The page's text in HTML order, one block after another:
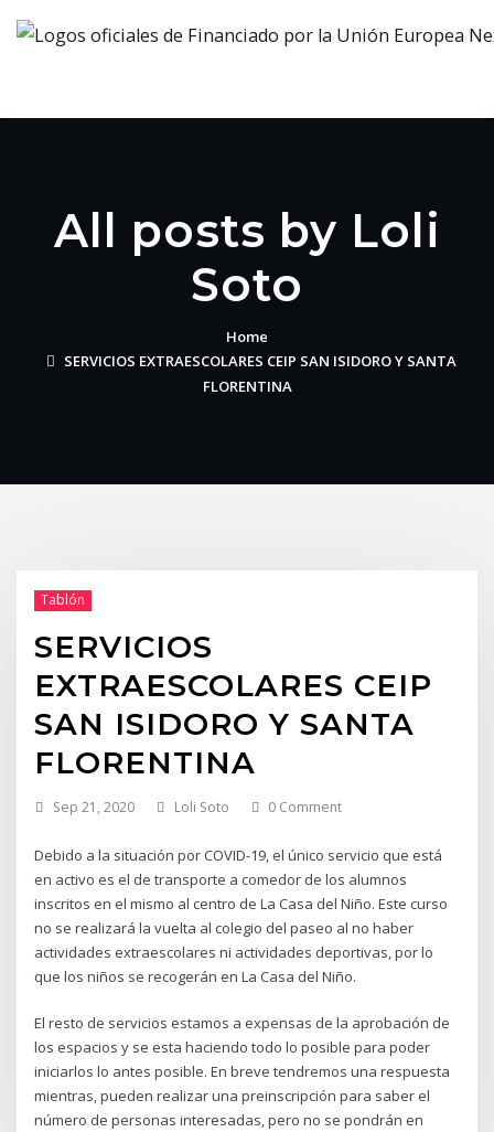
All posts by Loli
Soto
Home
SERVICIOS EXTRAESCOLARES CEIP SAN ISIDORO Y SANTA
FLORENTINA
Tablón
SERVICIOS
EXTRAESCOLARES CEIP
SAN ISIDORO Y SANTA
FLORENTINA
Sep 21, 2020 Loli Soto 0 Comment
Debido a la situación por COVID-19, el único servicio que está
en activo es el de transporte a comedor de los alumnos
inscritos en el mismo al centro de La Casa del Niño. Este curso
no se realizará la vuelta al colegio del paseo al no haber
actividades extraescolares ni actividades deportivas, por lo
que los niños se recogerán en La Casa del Niño.
El resto de servicios estamos a expensas de la aprobación de
los espacios y se esta haciendo todo lo posible para poder
iniciarlos lo antes posible. En breve tendremos una respuesta
mientras, pueden realizar una preinscripción para saber el
número de personas interesadas, pero no se pondrán en